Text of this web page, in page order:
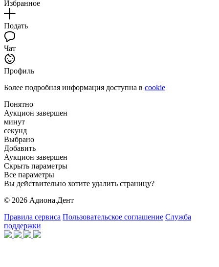
Избранное
Подать
Чат
Профиль
Более подробная информация доступна в cookie
Понятно
Аукцион завершен
минут
секунд
Выбрано
Добавить
Аукцион завершен
Скрыть параметры
Все параметры
Вы действительно хотите удалить страницу?
© 2026 Адиона.Дент
Правила сервиса Пользовательское соглашение Служба
поддержки